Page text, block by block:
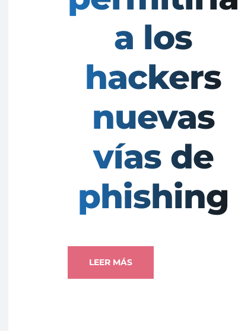
a los
hackers
nuevas
vías de
phishing
LEER MÁS